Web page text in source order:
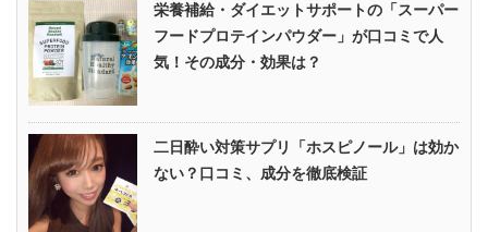
栄養補給・ダイエットサポートの「スーパー
フードプロテインパウダー」が口コミで人
気！その成分・効果は？
二日酔い対策サプリ「ホスピノール」は効か
ない？口コミ、成分を徹底検証